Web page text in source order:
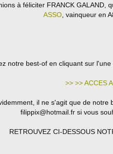
à féliciter FRANCK GALAND,
ASSO, vainqueur en
notre best-of en cliquant sur
>> >> ACCES
il ne s'agit que de
filippix@hotmail.fr si vous
RETROUVEZ CI-DESSOUS